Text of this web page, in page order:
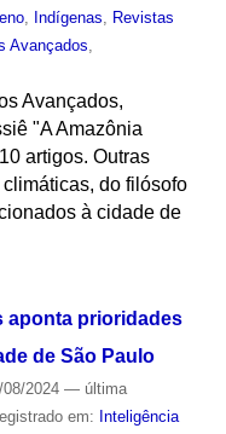
, Indígenas
Revistas
Avançados
Avançados,
"A Amazônia
artigos. Outras
do filósofo
à cidade de
aponta prioridades
de São Paulo
2024 — última
em: Inteligência